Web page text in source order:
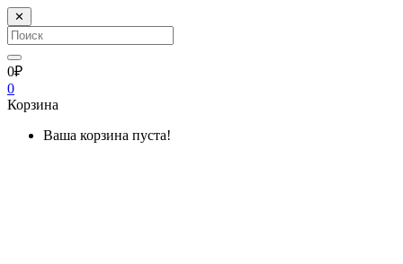
✕
0₽
0
Корзина
Ваша корзина пуста!